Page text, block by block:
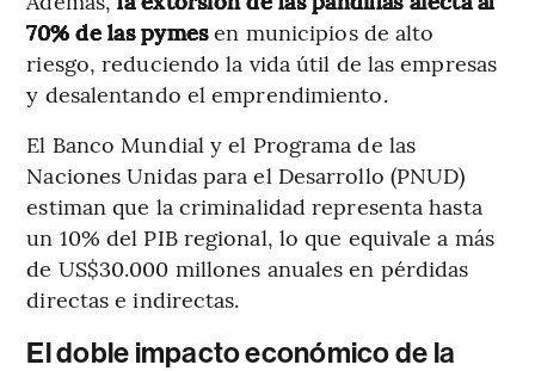
70% de las pymesen municipios de alto
riesgo, reduciendo la vida útil de las empresas
y desalentando el emprendimiento.
El Banco Mundial y el Programa de las
Naciones Unidas para el Desarrollo (PNUD)
estiman que la criminalidad representa hasta
un 10% del PIB regional, lo que equivale a más
de US$30.000 millones anuales en pérdidas
directas e indirectas.
El doble impacto económico de la